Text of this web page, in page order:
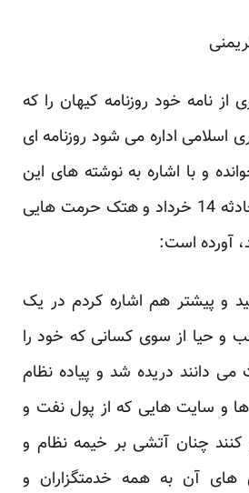
نامه خود روزنامه کیهان را که
اداره می شود روزنامه ای
و با اشاره به نوشته های این
روزنامه در خصوص حادثه 14 خرداد و هتک حرمت هایی
آورده است:
و پیشتر هم اشاره کردم در یک
و حیا از سوی کسانی که خود را
می دانند دریده شد و پیاده نظام
ها و سایت هایی که از پول نفت و
کنند چنان آتشی بر خیمه نظام و
های آن به همه خدمتگزاران و